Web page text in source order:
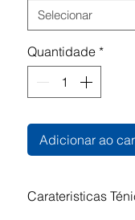
Selecionar
Quantidade *
Adicionar ao
Carateristicas